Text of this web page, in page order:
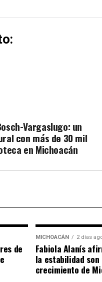
Vargaslugo: un
con más de 30 mil
en Michoacán
de
MICHOACÁN 2 días
Fabiola Alanís
la estabilidad
crecimiento de